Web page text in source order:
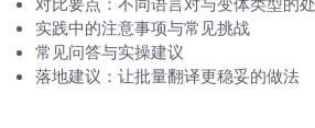
实践中的注意事项与常见挑战
常见问答与实操建议
落地建议：让批量翻译更稳妥的做法